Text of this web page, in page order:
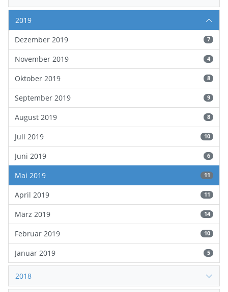
2019
Dezember 2019
7
November 2019 4
Oktober 2019 8
September 2019 9
August 2019 8
Juli 2019 10
Juni 2019 6
Mai 2019 11
April 2019 11
März 2019 14
Februar 2019 10
Januar 2019 5
2018